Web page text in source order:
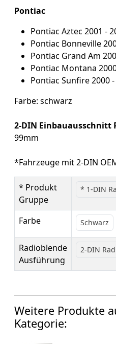
Pontiac
Pontiac Aztec 2001 -
Pontiac Bonneville
Pontiac Grand Am
Pontiac Montana
Pontiac Sunfire 2000
Farbe: schwarz
2-DIN Einbauausschnitt
99mm
*Fahrzeuge mit 2-DIN
* Produkt
Gruppe
* 1-DIN
Farbe Schwarz
Radioblende
Ausführung
2-DIN
Weitere Produkte
Kategorie: